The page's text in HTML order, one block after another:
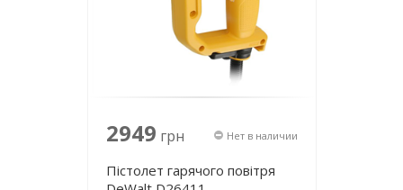
2949 грн Нет в наличии
Пістолет гарячого повітря